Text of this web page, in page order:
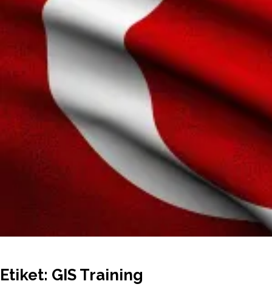
Etiket: GIS Training